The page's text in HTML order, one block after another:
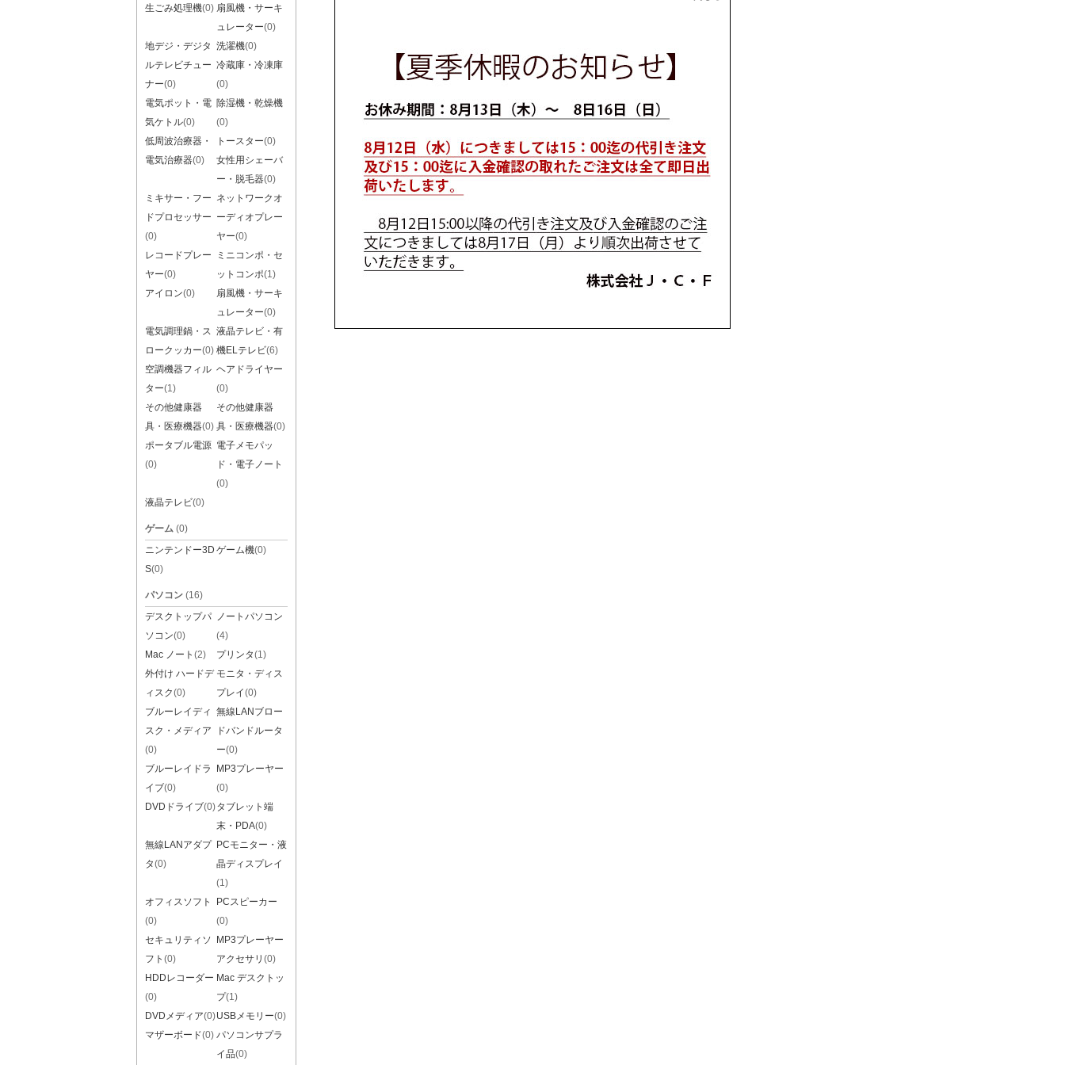
生ごみ処理機(0) 扇風機・サーキ
ュレーター(0)
地デジ・デジタ
ルテレビチュー
ナー(0)
洗濯機(0)
冷蔵庫・冷凍庫
(0)
電気ポット・電
気ケトル(0)
除湿機・乾燥機
(0)
低周波治療器・
電気治療器(0)
トースター(0)
女性用シェーバ
ー・脱毛器(0)
ミキサー・フー
ドプロセッサー
(0)
ネットワークオ
ーディオプレー
ヤー(0)
レコードプレー
ヤー(0)
ミニコンポ・セ
ットコンポ(1)
アイロン(0)
扇風機・サーキ
ュレーター(0)
電気調理鍋・ス
ロークッカー(0)
液晶テレビ・有
機ELテレビ(6)
空調機器フィル
ター(1)
ヘアドライヤー
(0)
その他健康器
具・医療機器(0)
その他健康器
具・医療機器(0)
ポータブル電源
(0)
電子メモパッ
ド・電子ノート
(0)
液晶テレビ(0)
ゲーム (0)
ニンテンドー3D
S(0)
ゲーム機(0)
パソコン (16)
デスクトップパ
ソコン(0)
ノートパソコン
(4)
Mac ノート (2) プリンタ(1)
外付け ハードデ
ィスク(0)
モニタ・ディス
プレイ(0)
ブルーレイディ
スク・メディア
(0)
無線LANブロー
ドバンドルータ
ー(0)
ブルーレイドラ
イブ(0)
MP3プレーヤー
(0)
DVDドライブ(0)タブレット端
末・PDA(0)
無線LANアダプ
タ(0)
PCモニター・液
晶ディスプレイ
(1)
オフィスソフト
(0)
PCスピーカー
(0)
セキュリティソ
フト (0)
MP3プレーヤー
アクセサリ (0)
HDDレコーダー
(0)
Mac デスクトッ
プ(1)
DVDメディア(0)USBメモリー(0)
マザーボード(0) パソコンサプラ
イ品(0)